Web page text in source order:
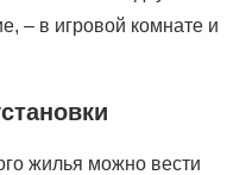
– в игровой комнате и
жилья можно вести